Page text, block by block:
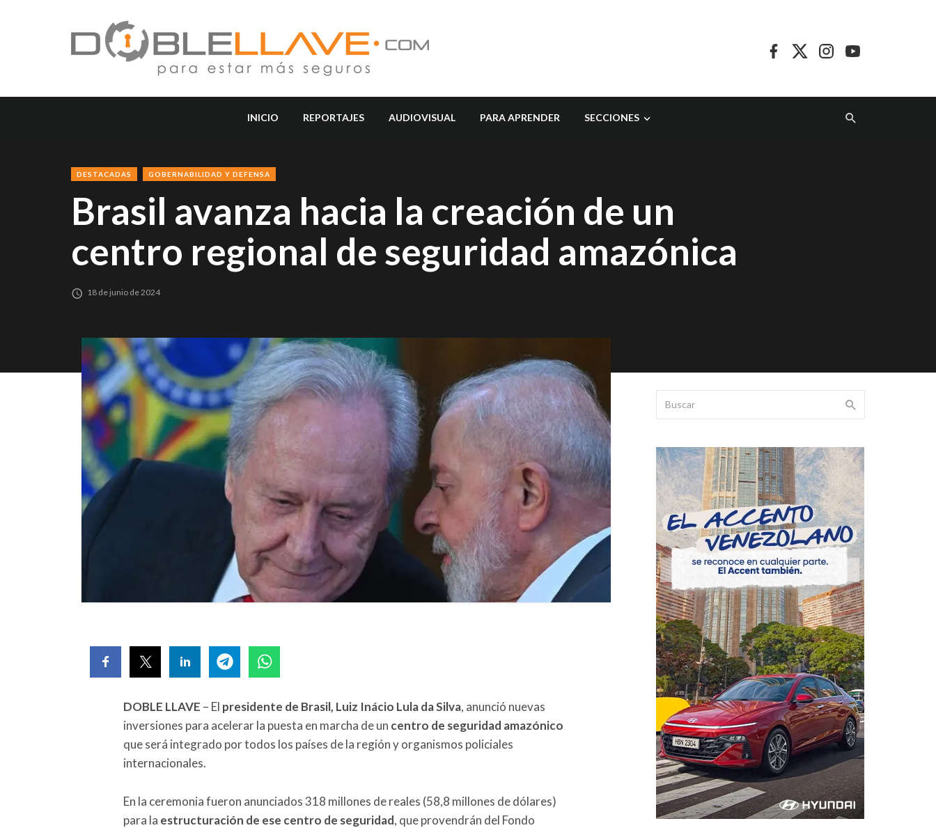
INICIO REPORTAJES AUDIOVISUAL PARA APRENDER SECCIONES
DESTACADAS GOBERNABILIDAD Y DEFENSA
Brasil avanza hacia la creación de un
centro regional de seguridad amazónica
18 de junio de 2024
DOBLE LLAVE – El presidente de Brasil, Luiz Inácio Lula da Silva, anunció nuevas
inversiones para acelerar la puesta en marcha de un centro de seguridad amazónico
que será integrado por todos los países de la región y organismos policiales
internacionales.
En la ceremonia fueron anunciados 318 millones de reales (58,8 millones de dólares)
para la estructuración de ese centro de seguridad, que provendrán del Fondo